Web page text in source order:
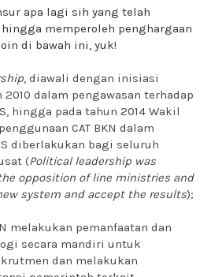
apa lagi sih yang telah
hingga memperoleh penghargaan
di bawah ini, yuk!
, diawali dengan inisiasi
2010 dalam pengawasan terhadap
hingga pada tahun 2014 Wakil
CAT BKN dalam
diberlakukan bagi seluruh
(Political leadership was
opposition of line ministries and
system and accept the results);
melakukan pemanfaatan dan
secara mandiri untuk
dan melakukan